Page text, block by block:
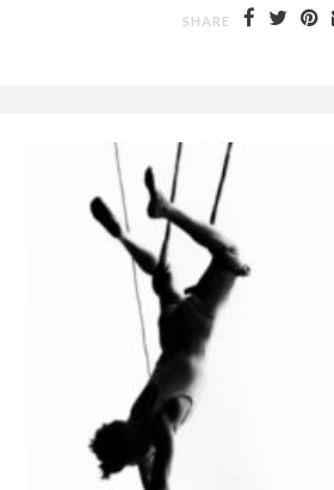
SHARE